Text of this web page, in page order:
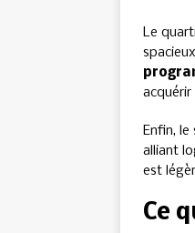
Le
Enfin, le
alliant
est
Ce